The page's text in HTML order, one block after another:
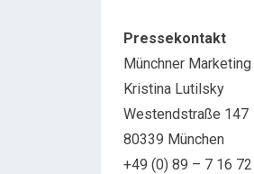
Pressekontakt
Münchner
Kristina Lutilsky
Westendstraße 147
80339 München
+49 (0) 89 – 7 16